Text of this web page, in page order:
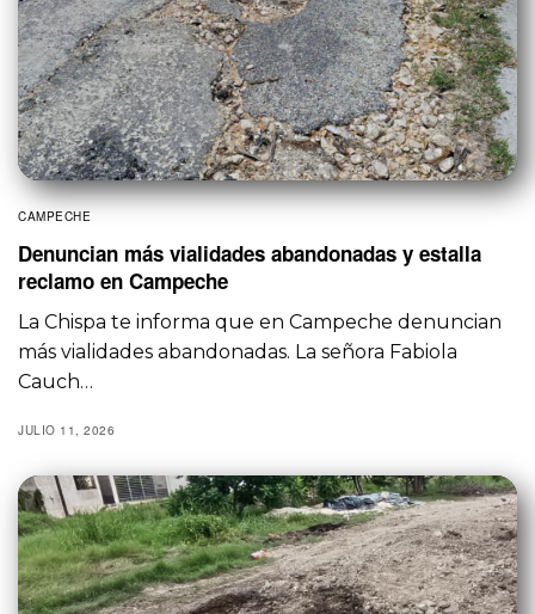
CAMPECHE
Denuncian más vialidades abandonadas y estalla
reclamo en Campeche
La Chispa te informa que en Campeche denuncian
más vialidades abandonadas. La señora Fabiola
Cauch…
JULIO 11, 2026